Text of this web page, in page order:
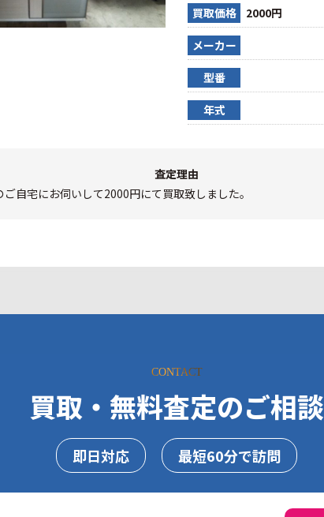
買取価格 2000円
メーカー
型番
年式
査定理由
自宅にお伺いして2000円にて買取致しました。
CONTACT
買取・無料査定のご相談
即日対応 最短60分で訪問